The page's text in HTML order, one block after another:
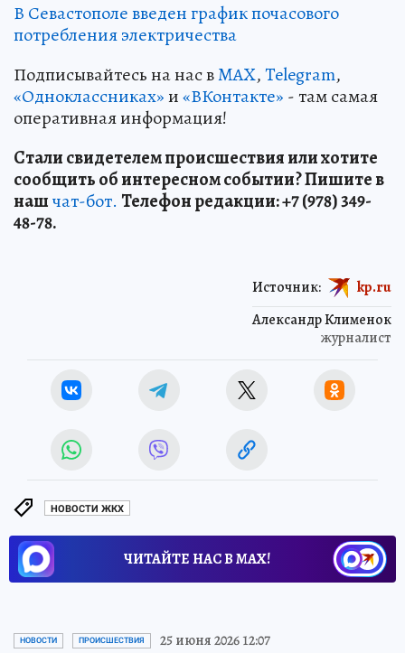
В Севастополе введен график почасового
потребления электричества
Подписывайтесь на нас вMAX,Telegram,
«Одноклассниках»и«ВКонтакте» - там самая
оперативная информация!
Стали свидетелем происшествия или хотите
сообщить об интересном событии? Пишите в
нашчат-бот. Телефон редакции: +7 (978) 349-
48-78.
Александр Клименок
журналист
Источник: kp.ru
НОВОСТИ ЖКХ
ЧИТАЙТЕ НАС В МАХ!
НОВОСТИ ПРОИСШЕСТВИЯ 25 июня 2026 12:07